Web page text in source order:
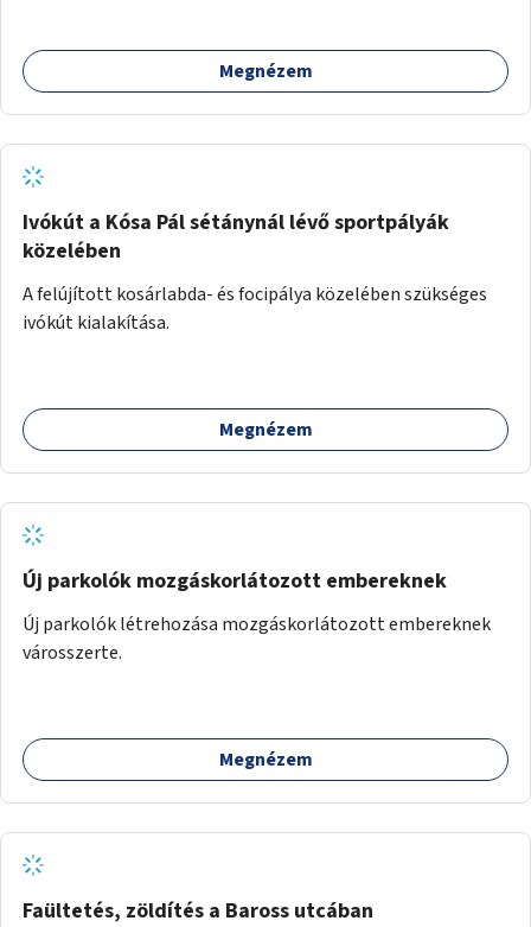
Megnézem
Ivókút a Kósa Pál sétánynál lévő sportpályák
közelében
A felújított kosárlabda- és focipálya közelében szükséges
ivókút kialakítása.
Megnézem
Új parkolók mozgáskorlátozott embereknek
Új parkolók létrehozása mozgáskorlátozott embereknek
városszerte.
Megnézem
Faültetés, zöldítés a Baross utcában